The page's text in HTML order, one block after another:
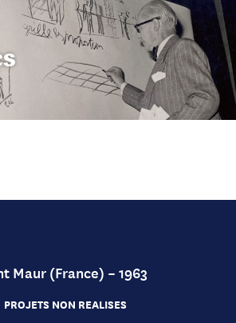
Maur (France) – 1963
PROJETS NON REALISES